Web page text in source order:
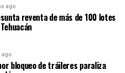
ago
reventa de más de 100 lotes
ago
bloqueo de tráileres paraliza